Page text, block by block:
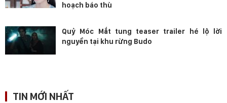
hoạch báo thù
Quỷ Móc Mắt tung teaser trailer hé lộ lời
nguyền tại khu rừng Budo
TIN MỚI NHẤT